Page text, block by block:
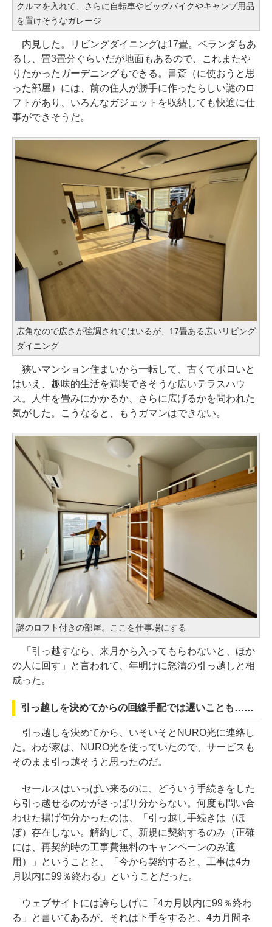
クルマを入れて、さらに自転車やビッグバイクやキャンプ用品
を置けそうなガレージ
内見した。リビングダイニングは17畳。ベランダもあ
るし、畳3畳分ぐらいだが地面もあるので、これまたや
りたかったガーデニングもできる。書斎（に使おうと思
った部屋）には、前の住人が勝手に作ったらしい謎のロ
フトがあり、いろんなガジェットを収納しても快適に仕
事ができそうだ。
広角なので広さが強調されてはいるが、17畳ある広いリビング
ダイニング
狭いマンション住まいから一転して、古くてボロいと
はいえ、趣味的生活を満喫できそうな広いテラスハウ
ス。人生を畳みにかかるか、さらに広げるかを問われた
気がした。こうなると、もうガマンはできない。
謎のロフト付きの部屋。ここを仕事場にする
「引っ越すなら、来月から入ってもらわないと、ほか
の人に回す」と言われて、年明けに怒濤の引っ越しと相
成った。
引っ越しを決めてからの回線手配では遅いことも……
引っ越しを決めてから、いそいそとNURO光に連絡し
た。わが家は、NURO光を使っていたので、サービスも
そのまま引っ越そうと思ったのだ。
セールスはいっぱい来るのに、どういう手続きをした
ら引っ越せるのかがさっぱり分からない。何度も問い合
わせた揚げ句分かったのは、「引っ越し手続きは（ほ
ぼ）存在しない。解約して、新規に契約するのみ（正確
には、再契約時の工事費無料のキャンペーンのみ適
用）」ということと、「今から契約すると、工事は4カ
月以内に99％終わる」ということだった。
ウェブサイトには誇らしげに「4カ月以内に99％終わ
る」と書いてあるが、それは下手をすると、4カ月間ネ